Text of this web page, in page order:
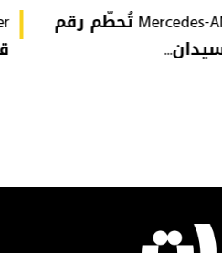
Mercedes-AMG CLA 45 EV تُحطّم رقم